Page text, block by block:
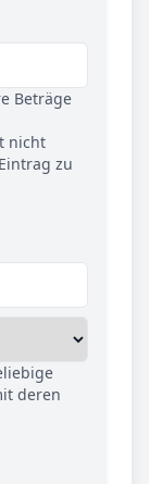
Beträge
nicht
zu
deren